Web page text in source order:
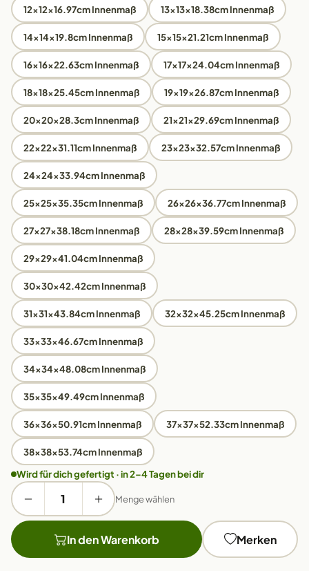
12x12x16.97cm Innenmaß 13x13x18.38cm Innenmaß
14x14x19.8cm Innenmaß 15x15x21.21cm Innenmaß
16x16x22.63cm Innenmaß 17x17x24.04cm Innenmaß
18x18x25.45cm Innenmaß 19x19x26.87cm Innenmaß
20x20x28.3cm Innenmaß 21x21x29.69cm Innenmaß
22x22x31.11cm Innenmaß 23x23x32.57cm Innenmaß
24x24x33.94cm Innenmaß
25x25x35.35cm Innenmaß 26x26x36.77cm Innenmaß
27x27x38.18cm Innenmaß 28x28x39.59cm Innenmaß
29x29x41.04cm Innenmaß
30x30x42.42cm Innenmaß
31x31x43.84cm Innenmaß 32x32x45.25cm Innenmaß
33x33x46.67cm Innenmaß
34x34x48.08cm Innenmaß
35x35x49.49cm Innenmaß
36x36x50.91cm Innenmaß 37x37x52.33cm Innenmaß
38x38x53.74cm Innenmaß
Wird für dich gefertigt · in 2–4 Tagen bei dir
Menge wählen
In den Warenkorb Merken